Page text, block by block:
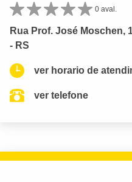
0 aval.
Rua Prof. José Moschen,
- RS
ver horario de
ver telefone